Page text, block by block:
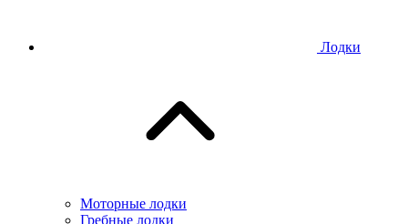
Лодки
Моторные лодки
Гребные лодки